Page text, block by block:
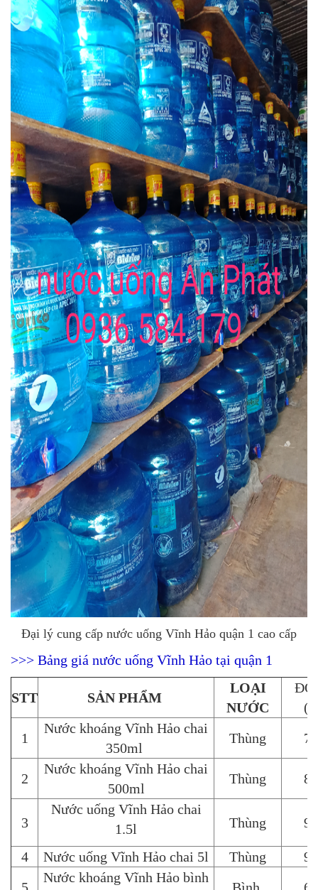
Đại lý cung cấp nước uống Vĩnh Hảo quận 1 cao cấp
>>> Bảng giá nước uống Vĩnh Hảo tại quận 1
STT SẢN PHẨM
LOẠI
NƯỚC
1
Nước khoáng Vĩnh Hảo chai
350ml
Thùng
2
Nước khoáng Vĩnh Hảo chai
500ml
Thùng
3
Nước uống Vĩnh Hảo chai
1.5l
Thùng
4 Nước uống Vĩnh Hảo chai 5l Thùng
Nước khoáng Vĩnh Hảo bình